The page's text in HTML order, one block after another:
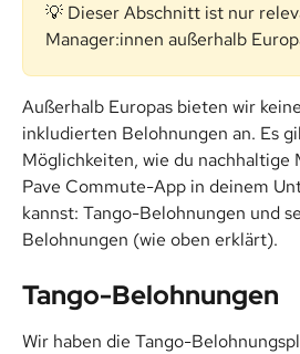
💡 Dieser Abschnitt ist nur
Manager:innen außerhalb
Außerhalb Europas bieten wir
inkludierten Belohnungen an. Es
Möglichkeiten, wie du
Pave Commute-App in deinem
kannst: Tango-Belohnungen und
Belohnungen (wie oben erklärt).
Tango-Belohnungen
Wir haben die Tango-